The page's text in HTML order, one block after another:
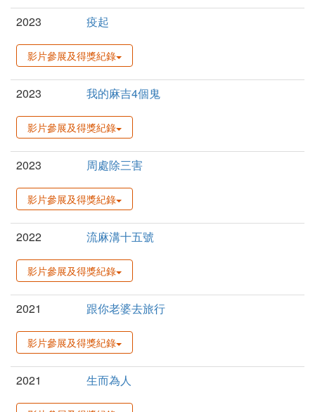
2023 疫起
影片參展及得獎紀錄
2023 我的麻吉4個鬼
影片參展及得獎紀錄
2023 周處除三害
影片參展及得獎紀錄
2022 流麻溝十五號
影片參展及得獎紀錄
2021 跟你老婆去旅行
影片參展及得獎紀錄
2021 生而為人